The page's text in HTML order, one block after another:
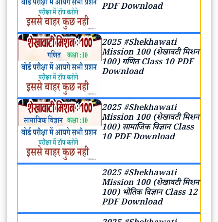
PDF Download
2025 #Shekhawati
Mission 100 (शेखावटी मिशन
100) गणित Class 10 PDF
Download
2025 #Shekhawati
Mission 100 (शेखावटी मिशन
100) सामाजिक विज्ञान Class
10 PDF Download
2025 #Shekhawati
Mission 100 (शेखावटी मिशन
100) भोतिक विज्ञान Class 12
PDF Download